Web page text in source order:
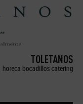
TOLETANOS
horeca bocadillos catering